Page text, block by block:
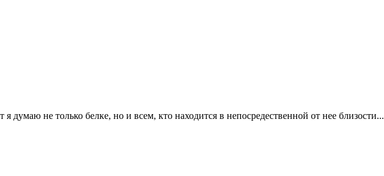
думаю не только белке, но и всем, кто находится в непосредественной от нее близости...